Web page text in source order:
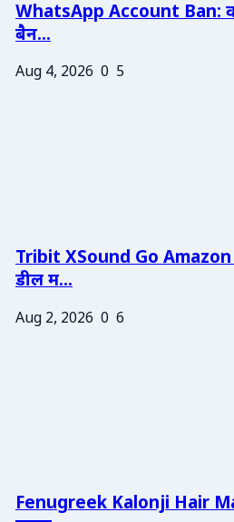
WhatsApp Account Ban:
बैन...
Aug 4, 2026 0 5
Tribit XSound Go
डील म...
Aug 2, 2026 0 6
Fenugreek Kalonji Hair